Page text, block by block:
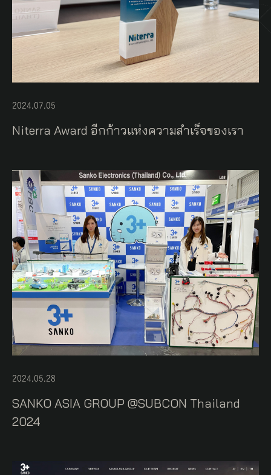
2024.07.05
Niterra Award อีกก้าวแห่งความสำเร็จของเรา
2024.05.28
SANKO ASIA GROUP @SUBCON Thailand
2024